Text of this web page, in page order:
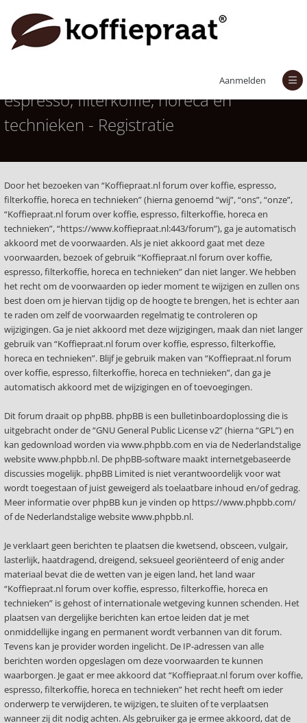
Aanmelden
Koffiepraat.nl forum over koffie,
espresso, filterkoffie, horeca en
technieken - Registratie
Door het bezoeken van “Koffiepraat.nl forum over koffie, espresso,
filterkoffie, horeca en technieken” (hierna genoemd “wij”, “ons”, “onze”,
“Koffiepraat.nl forum over koffie, espresso, filterkoffie, horeca en
technieken”, “https://www.koffiepraat.nl:443/forum”), ga je automatisch
akkoord met de voorwaarden. Als je niet akkoord gaat met deze
voorwaarden, bezoek of gebruik “Koffiepraat.nl forum over koffie,
espresso, filterkoffie, horeca en technieken” dan niet langer. We hebben
het recht om de voorwaarden op ieder moment te wijzigen en zullen ons
best doen om je hiervan tijdig op de hoogte te brengen, het is echter aan
te raden om zelf de voorwaarden regelmatig te controleren op
wijzigingen. Ga je niet akkoord met deze wijzigingen, maak dan niet langer
gebruik van “Koffiepraat.nl forum over koffie, espresso, filterkoffie,
horeca en technieken”. Blijf je gebruik maken van “Koffiepraat.nl forum
over koffie, espresso, filterkoffie, horeca en technieken”, dan ga je
automatisch akkoord met de wijzigingen en of toevoegingen.
Dit forum draait op phpBB. phpBB is een bulletinboardoplossing die is
uitgebracht onder de “GNU General Public License v2” (hierna “GPL”) en
kan gedownload worden viawww.phpbb.com en via de Nederlandstalige
websitewww.phpbb.nl. De phpBB-software maakt internetgebaseerde
discussies mogelijk. phpBB Limited is niet verantwoordelijk voor wat
wordt toegestaan of juist geweigerd als toelaatbare inhoud en/of gedrag.
Meer informatie over phpBB kun je vinden op https://www.phpbb.com/
of de Nederlandstalige websitewww.phpbb.nl.
Je verklaart geen berichten te plaatsen die kwetsend, obsceen, vulgair,
lasterlijk, haatdragend, dreigend, seksueel georiënteerd of enig ander
materiaal bevat die de wetten van je eigen land, het land waar
“Koffiepraat.nl forum over koffie, espresso, filterkoffie, horeca en
technieken” is gehost of internationale wetgeving kunnen schenden. Het
plaatsen van dergelijke berichten kan ertoe leiden dat je met
onmiddellijke ingang en permanent wordt verbannen van dit forum.
Tevens kan je provider worden ingelicht. De IP-adressen van alle
berichten worden opgeslagen om deze voorwaarden te kunnen
waarborgen. Je gaat er mee akkoord dat “Koffiepraat.nl forum over koffie,
espresso, filterkoffie, horeca en technieken” het recht heeft om ieder
onderwerp te verwijderen, te wijzigen, te sluiten of te verplaatsen
wanneer zij dit nodig achten. Als gebruiker ga je ermee akkoord, dat de